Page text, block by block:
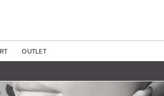
OUTLET